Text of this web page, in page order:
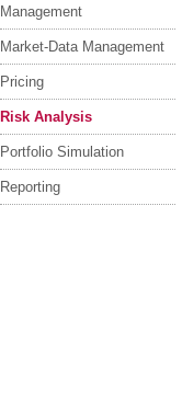
Management
Market-Data Management
Pricing
Risk Analysis
Portfolio Simulation
Reporting